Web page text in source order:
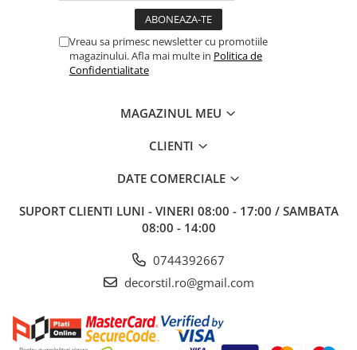
Vreau sa primesc newsletter cu promotiile
magazinului. Afla mai multe in Politica de
Confidentialitate
MAGAZINUL MEU
CLIENTI
DATE COMERCIALE
SUPORT CLIENTI LUNI - VINERI 08:00 - 17:00 / SAMBATA
08:00 - 14:00
0744392667
decorstil.ro@gmail.com